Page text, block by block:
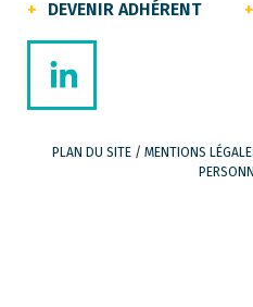
DEVENIR ADHÉRENT
PLAN DU SITE / MENTIONS